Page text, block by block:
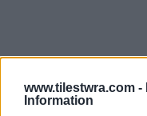
www.tilestwra.com -
Information